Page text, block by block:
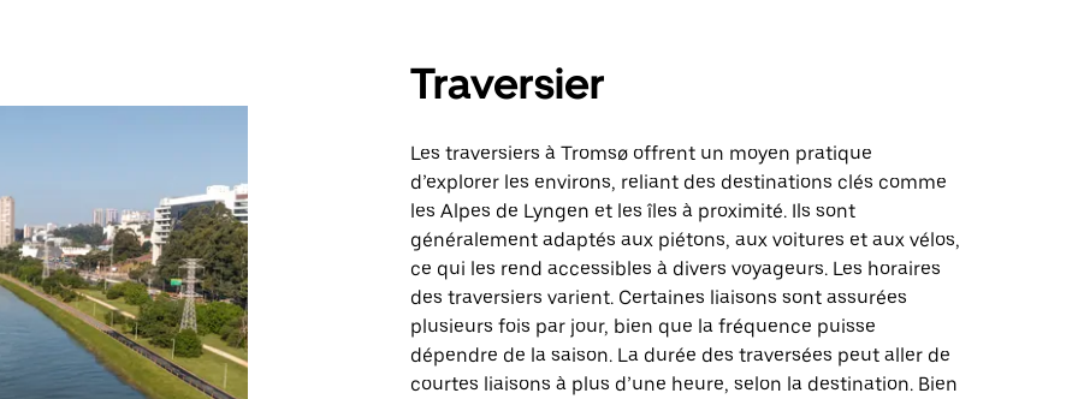
Traversier
Les traversiers à Tromsø offrent un moyen pratique
d’explorer les environs, reliant des destinations clés comme
les Alpes de Lyngen et les îles à proximité. Ils sont
généralement adaptés aux piétons, aux voitures et aux vélos,
ce qui les rend accessibles à divers voyageurs. Les horaires
des traversiers varient. Certaines liaisons sont assurées
plusieurs fois par jour, bien que la fréquence puisse
dépendre de la saison. La durée des traversées peut aller de
courtes liaisons à plus d’une heure, selon la destination. Bien